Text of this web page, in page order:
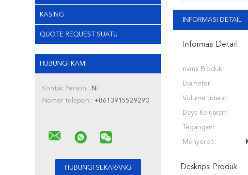
KASING
QUOTE REQUEST SUATU
HUBUNGI KAMI
Kontak Person : Ni
Nomor telepon : +8613915529290
INFORMASI DETAIL
Informasi Detail
nama Produk:
Diameter:
Volume udara:
Daya Keluaran:
Tegangan:
Menyoroti:
Deskripsi Produk